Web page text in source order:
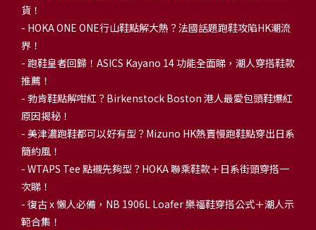
貨！
- HOKA ONE ONE行山鞋點解大熱？法國話題跑鞋攻陷HK潮流
界！
- 跑鞋皇者回歸！ASICS Kayano 14 功能全面睇，潮人穿搭鞋款
推薦！
- 勃肯鞋點解咁紅？Birkenstock Boston 港人最愛包頭鞋爆紅
原因揭秘！
- 美津濃跑鞋都可以好有型？Mizuno HK熱賣慢跑鞋點穿出日系
簡約風！
- WTAPS Tee 點襯先夠型？HOKA 聯乘鞋款＋日系街頭穿搭一
次睇！
- 復古 x 懶人必備，NB 1906L Loafer 樂福鞋穿搭公式＋潮人示
範合集！